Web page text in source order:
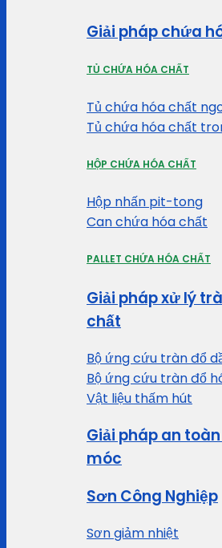
Giải pháp chứa
TỦ CHỨA HÓA CHẤT
Tủ chứa hóa chất
Tủ chứa hóa chất
HỘP CHỨA HÓA CHẤT
Hộp nhấn pit-tong
Can chứa hóa chất
PALLET CHỨA HÓA CHẤT
Giải pháp xử lý
chất
Bộ ứng cứu tràn đổ
Bộ ứng cứu tràn đổ
Vật liệu thấm hút
Giải pháp an
móc
Sơn Công Nghiệp
Sơn giảm nhiệt